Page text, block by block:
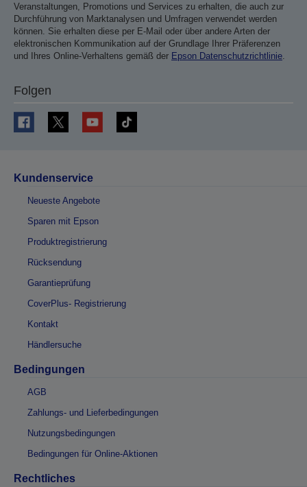
Veranstaltungen, Promotions und Services zu erhalten, die auch zur
Durchführung von Marktanalysen und Umfragen verwendet werden
können. Sie erhalten diese per E-Mail oder über andere Arten der
elektronischen Kommunikation auf der Grundlage Ihrer Präferenzen
und Ihres Online-Verhaltens gemäß der Epson Datenschutzrichtlinie
Folgen
Kundenservice
Neueste Angebote
Sparen mit Epson
Produktregistrierung
Rücksendung
Garantieprüfung
CoverPlus- Registrierung
Kontakt
Händlersuche
Bedingungen
AGB
Zahlungs- und Lieferbedingungen
Nutzungsbedingungen
Bedingungen für Online-Aktionen
Rechtliches